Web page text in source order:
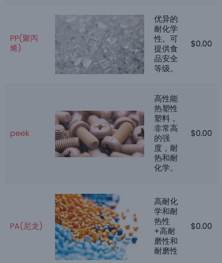
PP(聚丙
烯)
优异的
耐化学
性。可
提供食
品安全
等级。
$0.00
peek
高性能
热塑性
塑料，
非常高
的强
度，耐
热和耐
化学。
$0.00
PA(尼龙)
高耐化
学和耐
热性
+高耐
磨性和
耐磨性
$0.00